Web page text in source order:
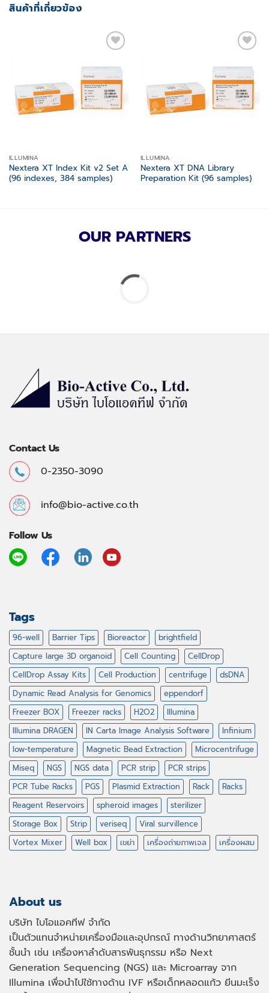
สินค้าที่เกี่ยวข้อง
wishlist
ILLUMINA
Nextera XT Index Kit v2 Set A
(96 indexes, 384 samples)
wishlist
ILLUMINA
Nextera XT DNA Library
Preparation Kit (96 samples)
OUR PARTNERS
Contact Us
0-2350-3090
info@bio-active.co.th
Follow Us
Tags
96-well Barrier Tips Bioreactor
brightfield
Capture large 3D organoid
Cell Counting
CellDrop
CellDrop Assay Kits
Cell Production centrifuge
dsDNA
Dynamic Read Analysis for Genomics
eppendorf
Freezer BOX
Freezer racks H2O2
Illumina
Illumina DRAGEN
IN Carta Image Analysis Software
Infinium
low-temperature
Magnetic Bead Extraction
Microcentrifuge
Miseq
NGS NGS data PCR strip
PCR strips
PCR Tube Racks
PGS Plasmid Extraction Rack
Racks
Reagent Reservoirs
spheroid images
sterilizer
Storage Box
Strip veriseq
Viral survillence
Vortex Mixer
Well box เขย่า เครื่องถ่ายภาพเจล เครื่องผสม
About us
บริษัท ไบโอแอคทีฟ จำกัด
เป็นตัวแทนจำหน่ายเครื่องมือและอุปกรณ์ ทางด้านวิทยาศาสตร์
ชั้นนำ เช่น เครื่องหาลำดับสารพันธุกรรม หรือ Next
Generation Sequencing (NGS) และ Microarray จาก
Illumina เพื่อนำไปใช้ทางด้าน IVF หรือเด็กหลอดแก้ว ยีนมะเร็ง